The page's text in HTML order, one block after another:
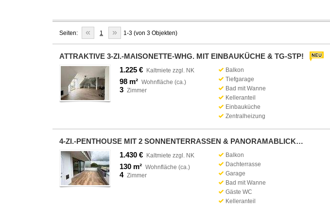
Seiten: « 1 » 1-3 (von 3 Objekten)
ATTRAKTIVE 3-ZI.-MAISONETTE-WHG. MIT EINBAUKÜCHE & TG-STP!
1.225 €
Kaltmiete zzgl. NK
98 m² Wohnfläche (ca.)
3 Zimmer
Balkon
Tiefgarage
Bad mit Wanne
Kelleranteil
Einbauküche
Zentralheizung
4-ZI.-PENTHOUSE MIT 2 SONNENTERRASSEN & PANORAMABLICK…
1.430 €
Kaltmiete zzgl. NK
130 m² Wohnfläche (ca.)
4 Zimmer
Balkon
Dachterrasse
Garage
Bad mit Wanne
Gäste WC
Kelleranteil